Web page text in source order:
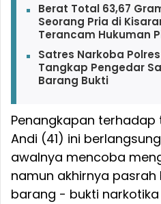
Berat Total 63,67
Seorang Pria di
Terancam Hukuman
Satres Narkoba
Tangkap Pengedar
Barang Bukti
Penangkapan terhadap
Andi (41) ini
awalnya mencoba
namun akhirnya
barang - bukti